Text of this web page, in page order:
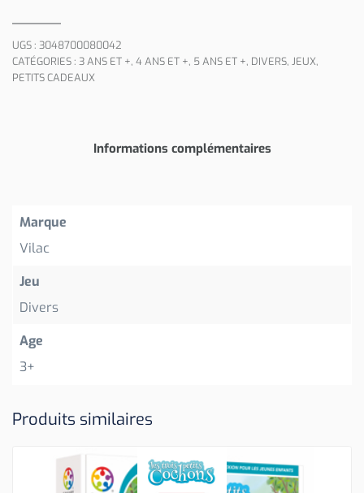
UGS : 3048700080042
CATÉGORIES : 3 ANS ET +, 4 ANS ET +, 5 ANS ET +, DIVERS, JEUX,
PETITS CADEAUX
Informations complémentaires
Marque
Vilac
Jeu
Divers
Age
3+
Produits similaires